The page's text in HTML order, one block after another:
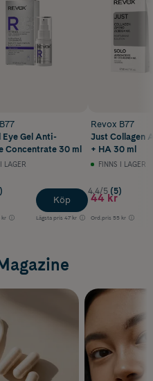
Eye Gel Anti-
Concentrate 30 ml
LAGER
kr Lägsta pris 47 kr
Köp
Revox B77
Just Collagen
+ HA 30 ml
FINNS I LAGER
4.4/5 (5)
44 kr
Ord.pris 55 kr